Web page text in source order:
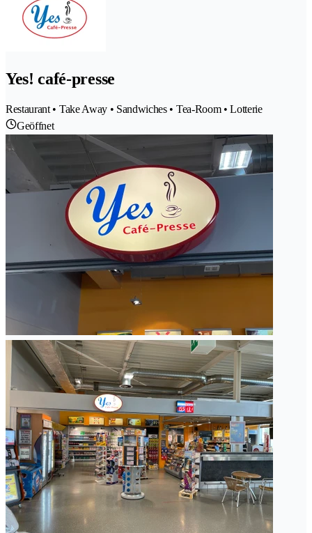
Yes! café-presse
Restaurant • Take Away • Sandwiches • Tea-Room • Lotterie
Geöffnet